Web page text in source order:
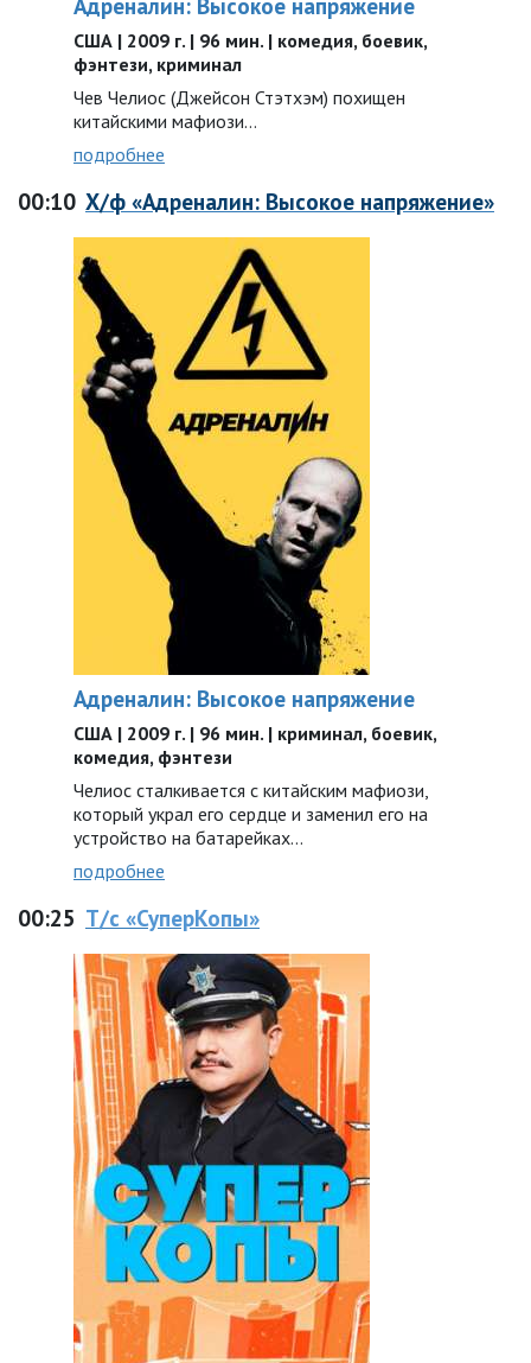
США | 2009 г. | 96 мин. | комедия, боевик,
фэнтези, криминал
Чев Челиос (Джейсон Стэтхэм) похищен
китайскими мафиози…
подробнее
00:10 Х/ф «Адреналин: Высокое напряжение»
Адреналин: Высокое напряжение
США | 2009 г. | 96 мин. | криминал, боевик,
комедия, фэнтези
Челиос сталкивается с китайским мафиози,
который украл его сердце и заменил его на
устройство на батарейках…
подробнее
00:25 Т/с «СуперКопы»